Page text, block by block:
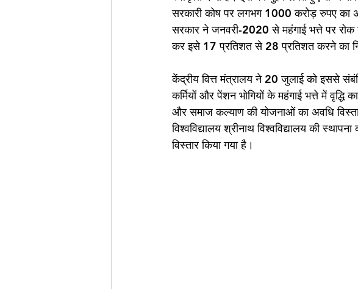
सरकारी कोष पर लगभग 1000 करोड़ रुपए का
सरकार ने जनवरी-2020 से महंगाई भत्ते पर रोक
कर इसे 17 प्रतिशत से 28 प्रतिशत करने का
केंद्रीय वित्त मंत्रालय ने 20 जुलाई को इससे
कर्मियों और पेंशन भोगियों के महंगाई भत्ते में
और समाज कल्याण की योजनाओं का अवधि
विश्वविद्यालय श्रीनाथ विश्वविद्यालय की
विस्तार किया गया है।